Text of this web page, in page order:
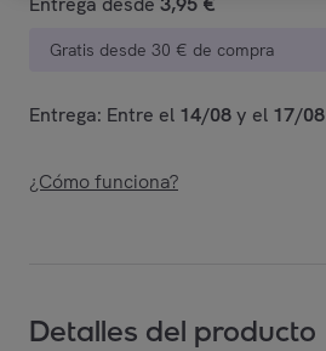
Gratis desde 30 € de compra
Entrega: Entre el 14/08y el 17/08
¿Cómo funciona?
Detalles del producto